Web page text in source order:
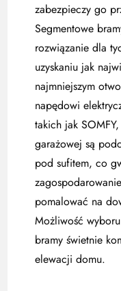
zabezpieczy go
Segmentowe
rozwiązanie dla
uzyskaniu jak
najmniejszym
napędowi
takich jak
garażowej są
pod sufitem, co
pomalować na
Możliwość
bramy świetnie
elewacji domu.